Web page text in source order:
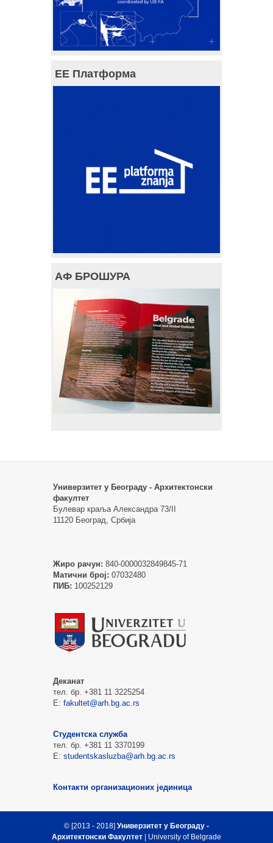
ЕЕ Платформа
АФ БРОШУРА
Универзитет у Београду - Архитектонски
факултет
Булевар краља Александра 73/II
11120 Београд, Србија
Жиро рачун: 840-0000032849845-71
Матични број: 07032480
ПИБ: 100252129
Деканат
тел. бр. +381 11 3225254
Е: fakultet@arh.bg.ac.rs
Студентска служба
тел. бр. +381 11 3370199
Е: studentskasluzba@arh.bg.ac.rs
Контакти организационих јединица
© [2013 - 2018] Универзитет у Београду -
Архитектонски Факултет | University of Belgrade